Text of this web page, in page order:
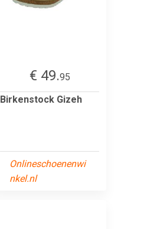
€ 49.95
Birkenstock Gizeh
Onlineschoenenwi
nkel.nl